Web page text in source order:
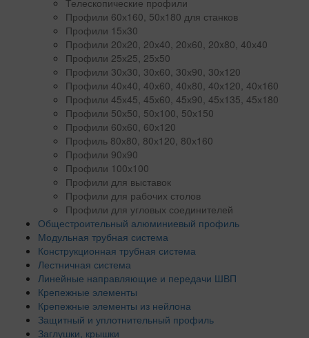
Профили 60х160, 50х180 для станков
Профили 15х30
Профили 20х20, 20х40, 20х60, 20x80, 40х40
Профили 25х25, 25х50
Профили 30х30, 30х60, 30х90, 30х120
Профили 40х40, 40х60, 40х80, 40х120, 40х160
Профили 45х45, 45х60, 45х90, 45х135, 45х180
Профили 50х50, 50х100, 50х150
Профили 60х60, 60х120
Профиль 80х80, 80х120, 80х160
Профили 90х90
Профили 100х100
Профили для выставок
Профили для рабочих столов
Профили для угловых соединителей
Общестроительный алюминиевый профиль
Модульная трубная система
Конструкционная трубная система
Лестничная система
Линейные направляющие и передачи ШВП
Крепежные элементы
Крепежные элементы из нейлона
Защитный и уплотнительный профиль
Заглушки, крышки